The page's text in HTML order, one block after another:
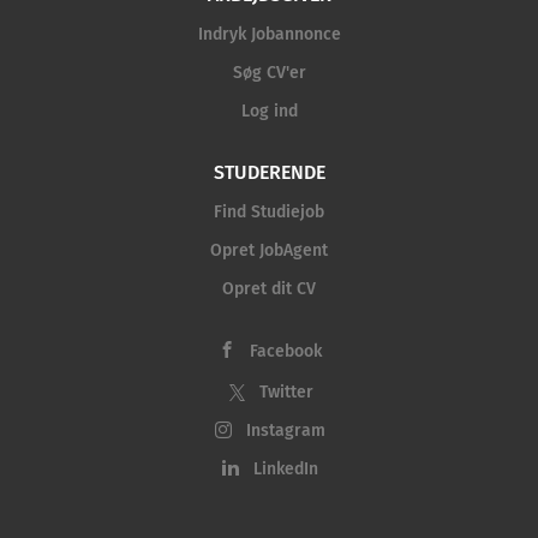
Indryk Jobannonce
Søg CV'er
Log ind
STUDERENDE
Find Studiejob
Opret JobAgent
Opret dit CV
Facebook
Twitter
Instagram
LinkedIn